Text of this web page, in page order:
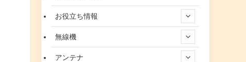
お役立ち情報
無線機
アンテナ